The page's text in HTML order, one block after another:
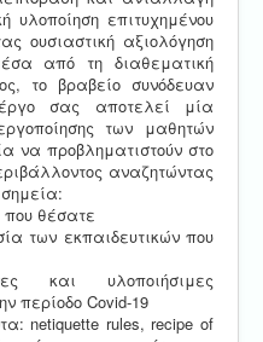
υλοποίηση επιτυχημένου
ουσιαστική αξιολόγηση
από τη διαθεματική
το βραβείο συνόδευαν
σας αποτελεί μία
των μαθητών
να προβληματιστούν στο
αναζητώντας
που θέσατε
των εκπαιδευτικών που
και υλοποιήσιμες
περίοδο Covid-19
netiquette rules, recipe of